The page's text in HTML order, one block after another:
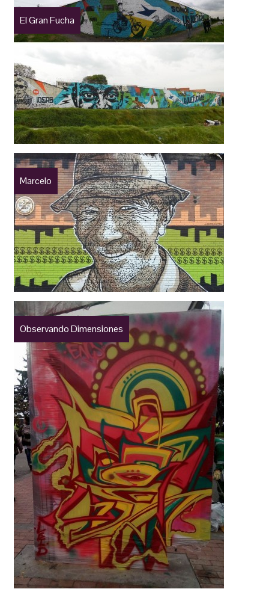
El Gran Fucha
Marcelo
Observando Dimensiones